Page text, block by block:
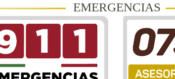
EMERGENCIAS